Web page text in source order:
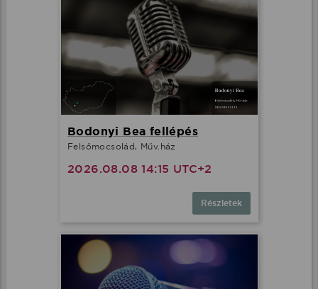
Bodonyi Bea fellépés
Felsőmocsolád, Műv.ház
2026.08.08 14:15 UTC+2
Részletek